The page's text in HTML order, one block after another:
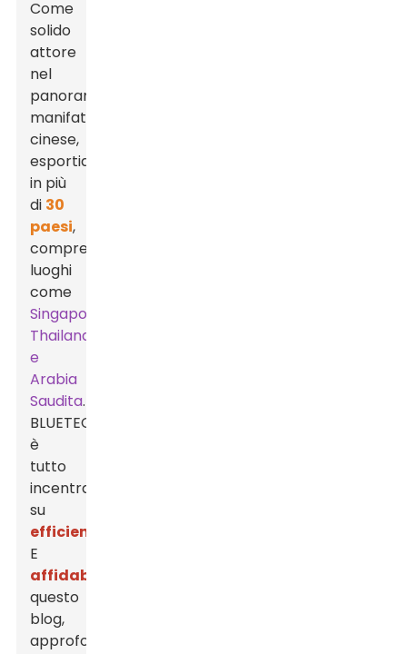
Come
solido
attore
nel
panorama
manifatturiero
cinese,
esportiamo
in più
di 30
paesi,
compresi
luoghi
come
Singapore,
Thailandia
e
Arabia
Saudita.
BLUETECH
è
tutto
incentrato
su
efficienza
E
affidabilità
questo
blog,
approfondiremo